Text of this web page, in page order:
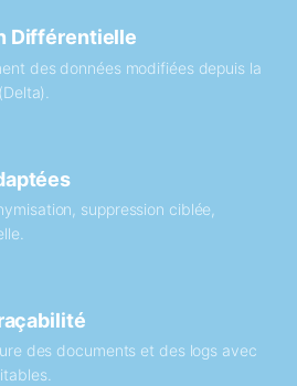
Différentielle
des données modifiées depuis la
suppression ciblée,
des documents et des logs avec